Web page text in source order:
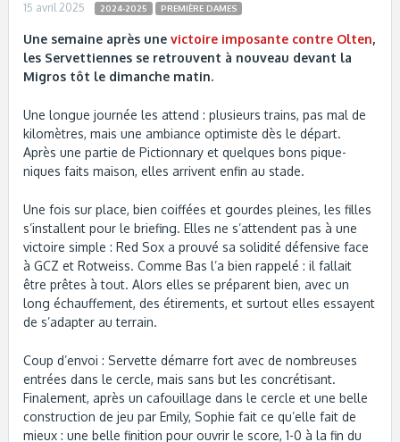
15 avril 2025 2024-2025 PREMIÈRE DAMES
Une semaine après unevictoire imposante contre Olten,
les Servettiennes se retrouvent à nouveau devant la
Migros tôt le dimanche matin.
Une longue journée les attend : plusieurs trains, pas mal de
kilomètres, mais une ambiance optimiste dès le départ.
Après une partie de Pictionnary et quelques bons pique-
niques faits maison, elles arrivent enfin au stade.
Une fois sur place, bien coiffées et gourdes pleines, les filles
s’installent pour le briefing. Elles ne s’attendent pas à une
victoire simple : Red Sox a prouvé sa solidité défensive face
à GCZ et Rotweiss. Comme Bas l’a bien rappelé : il fallait
être prêtes à tout. Alors elles se préparent bien, avec un
long échauffement, des étirements, et surtout elles essayent
de s’adapter au terrain.
Coup d’envoi : Servette démarre fort avec de nombreuses
entrées dans le cercle, mais sans but les concrétisant.
Finalement, après un cafouillage dans le cercle et une belle
construction de jeu par Emily, Sophie fait ce qu’elle fait de
mieux : une belle finition pour ouvrir le score, 1-0 à la fin du